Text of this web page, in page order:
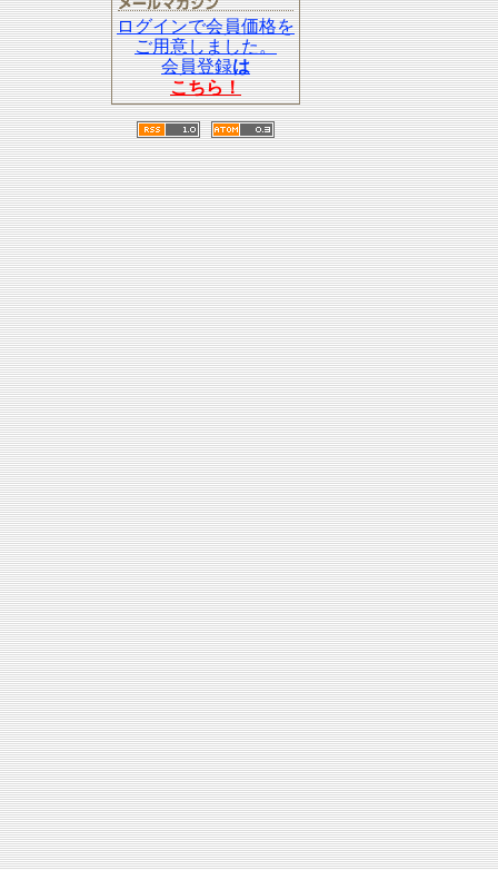
ログインで会員価格を
ご用意しました。
会員登録は
こちら！